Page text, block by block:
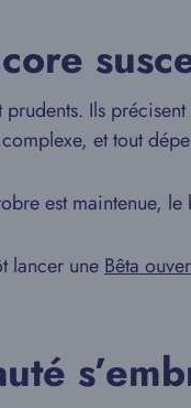
prudents. Ils
et tout
est maintenue,
lancer uneBêta